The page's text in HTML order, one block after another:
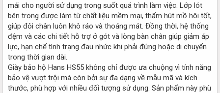
mái cho người sử dụng trong suốt quá trình làm việc. Lớp lót
bên trong được làm từ chất liệu mềm mại, thấm hút mồ hôi tốt,
giúp đôi chân luôn khô ráo và thoáng mát. Đồng thời, hệ thống
đệm và các chi tiết hỗ trợ ở gót và lòng bàn chân giúp giảm áp
lực, hạn chế tình trạng đau nhức khi phải đứng hoặc di chuyển
trong thời gian dài.
Giày bảo hộ Hans HS55 không chỉ được ưa chuộng vì tính năng
bảo vệ vượt trội mà còn bởi sự đa dạng về mẫu mã và kích
thước, phù hợp với nhiều đối tượng sử dụng. Sản phẩm này phù